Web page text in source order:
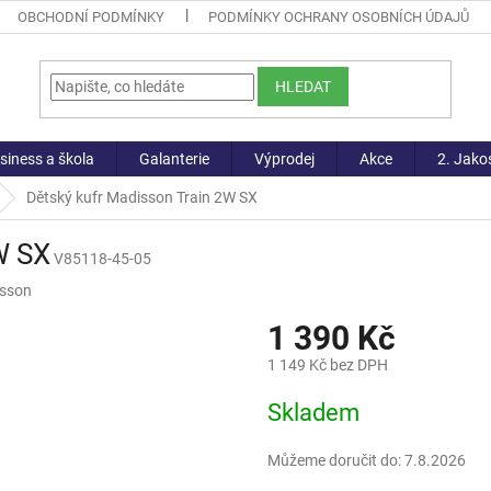
OBCHODNÍ PODMÍNKY PODMÍNKY OCHRANY OSOBNÍCH ÚDAJŮ
HLEDAT
a škola Galanterie Výprodej Akce 2.
Dětský kufr Madisson Train 2W SX
SXV85118-45-05
1 390 Kč
1 149 Kč bez DPH
cena:
Skladem
Můžeme doručit do:7.8.2026